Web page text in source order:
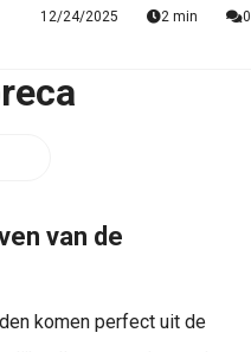
12/24/2025 2 min 0
van de
komen perfect uit de